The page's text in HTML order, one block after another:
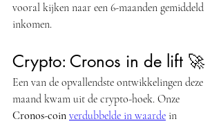
vooral kijken naar een 6-maanden gemiddeld
inkomen.
Crypto: Cronos in de lift 🚀
Een van de opvallendste ontwikkelingen deze
maand kwam uit de crypto-hoek. Onze
Cronos-coin verdubbelde in waarde in